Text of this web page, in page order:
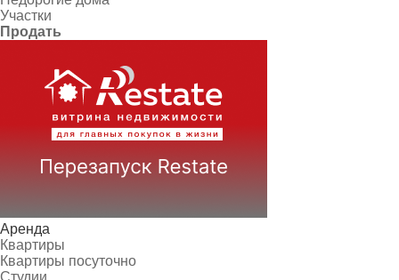
Участки
Продать
Аренда
Квартиры
Квартиры посуточно
Студии